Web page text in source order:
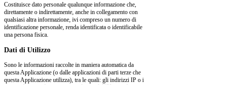
Costituisce dato personale qualunque informazione che,
direttamente o indirettamente, anche in collegamento con
qualsiasi altra informazione, ivi compreso un numero di
identificazione personale, renda identificata o identificabile
una persona fisica.
Dati di Utilizzo
Sono le informazioni raccolte in maniera automatica da
questa Applicazione (o dalle applicazioni di parti terze che
questa Applicazione utilizza), tra le quali: gli indirizzi IP o i